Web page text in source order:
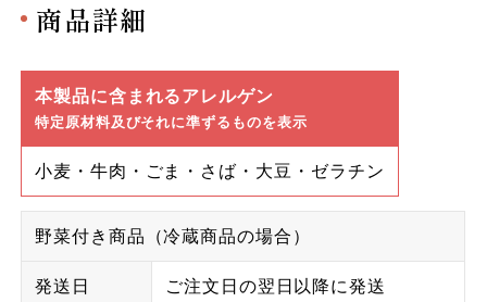
商品詳細
本製品に含まれるアレルゲン
特定原材料及びそれに準ずるものを表示
小麦・牛肉・ごま・さば・大豆・ゼラチン
野菜付き商品（冷蔵商品の場合）
発送日 ご注文日の翌日以降に発送